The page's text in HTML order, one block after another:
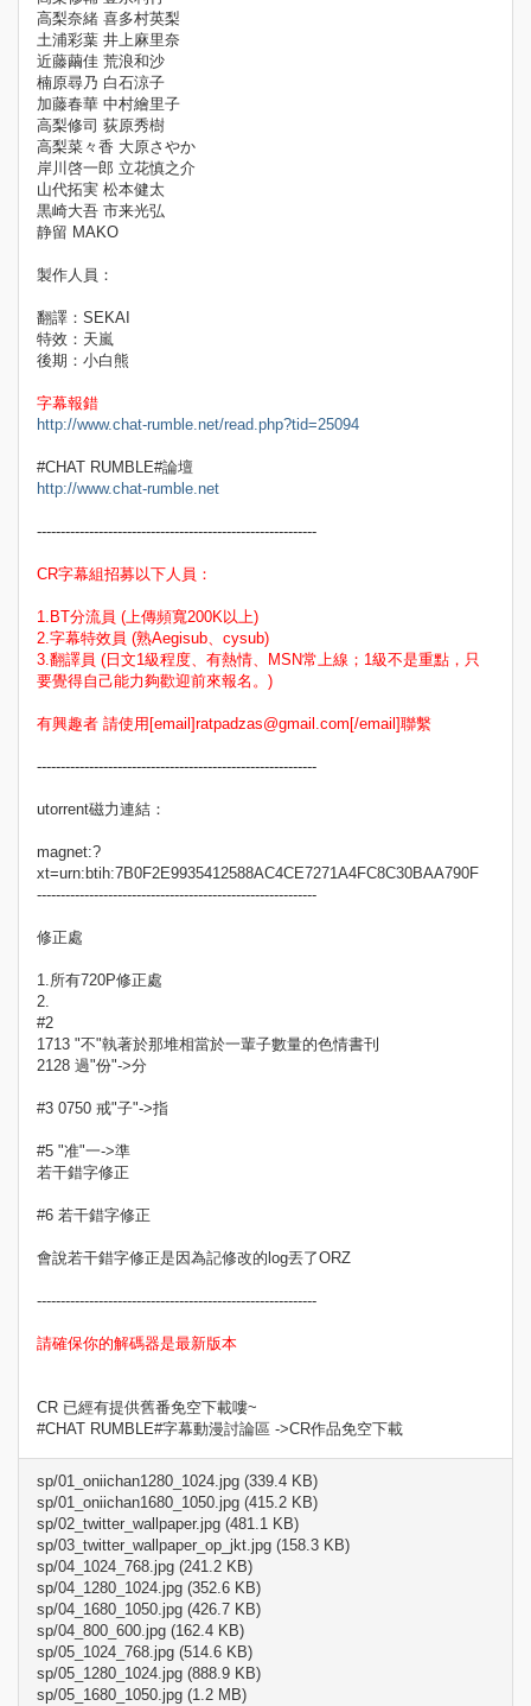
高梨奈緒 喜多村英梨
土浦彩葉 井上麻里奈
近藤繭佳 荒浪和沙
楠原尋乃 白石涼子
加藤春華 中村繪里子
高梨修司 荻原秀樹
高梨菜々香 大原さやか
岸川啓一郎 立花慎之介
山代拓実 松本健太
黒崎大吾 市来光弘
静留 MAKO
製作人員：
翻譯：SEKAI
特效：天嵐
後期：小白熊
字幕報錯
http://www.chat-rumble.net/read.php?tid=25094
#CHAT RUMBLE#論壇
http://www.chat-rumble.net
-----------------------------------------------------------
CR字幕組招募以下人員：
1.BT分流員 (上傳頻寬200K以上)
2.字幕特效員 (熟Aegisub、cysub)
3.翻譯員 (日文1級程度、有熱情、MSN常上線；1級不是重點，只
要覺得自己能力夠歡迎前來報名。)
有興趣者 請使用[email]ratpadzas@gmail.com[/email]聯繫
-----------------------------------------------------------
utorrent磁力連結：
magnet:?
xt=urn:btih:7B0F2E9935412588AC4CE7271A4FC8C30BAA790F
-----------------------------------------------------------
修正處
1.所有720P修正處
2.
#2
1713 "不"執著於那堆相當於一輩子數量的色情書刊
2128 過"份"->分
#3 0750 戒"子"->指
#5 "准"一->準
若干錯字修正
#6 若干錯字修正
會說若干錯字修正是因為記修改的log丟了ORZ
-----------------------------------------------------------
請確保你的解碼器是最新版本
CR 已經有提供舊番免空下載嘍~
#CHAT RUMBLE#字幕動漫討論區 ->CR作品免空下載
sp/01_oniichan1280_1024.jpg (339.4 KB)
sp/01_oniichan1680_1050.jpg (415.2 KB)
sp/02_twitter_wallpaper.jpg (481.1 KB)
sp/03_twitter_wallpaper_op_jkt.jpg (158.3 KB)
sp/04_1024_768.jpg (241.2 KB)
sp/04_1280_1024.jpg (352.6 KB)
sp/04_1680_1050.jpg (426.7 KB)
sp/04_800_600.jpg (162.4 KB)
sp/05_1024_768.jpg (514.6 KB)
sp/05_1280_1024.jpg (888.9 KB)
sp/05_1680_1050.jpg (1.2 MB)